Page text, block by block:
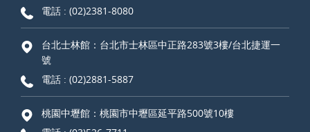
電話 : (02)2381-8080
台北士林館：台北市士林區中正路283號3樓/台北捷運一
號
電話 : (02)2881-5887
桃園中壢館：桃園市中壢區延平路500號10樓